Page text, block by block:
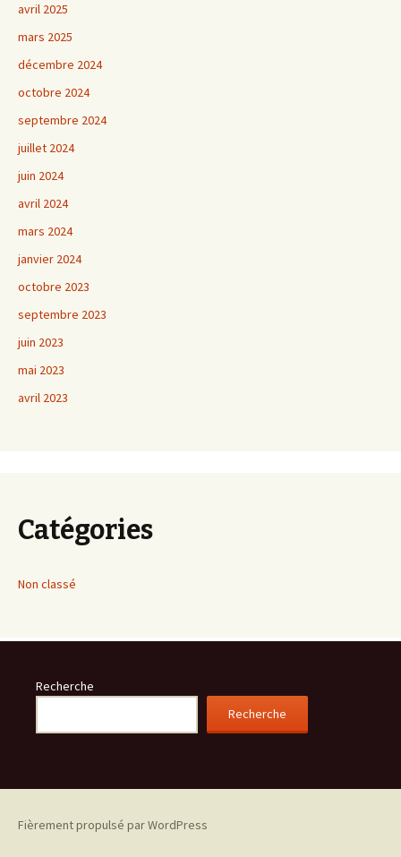
avril 2025
mars 2025
décembre 2024
octobre 2024
septembre 2024
juillet 2024
juin 2024
avril 2024
mars 2024
janvier 2024
octobre 2023
septembre 2023
juin 2023
mai 2023
avril 2023
Catégories
Non classé
Recherche
Recherche
Fièrement propulsé par WordPress